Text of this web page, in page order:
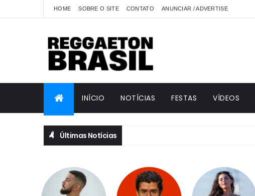
HOME SOBRE O SITE CONTATO ANUNCIAR / ADVERTISE
INÍCIO NOTÍCIAS FESTAS VÍDEOS
Últimas Notícias